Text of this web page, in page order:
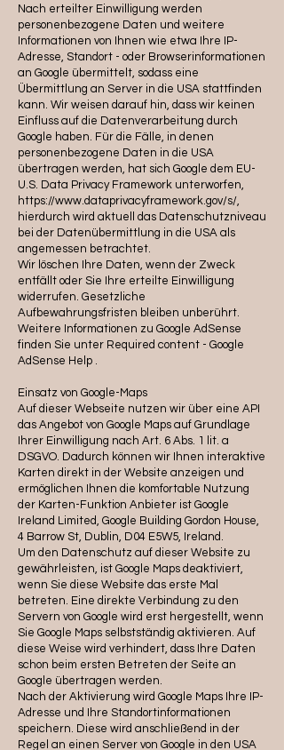
Nach erteilter Einwilligung werden
personenbezogene Daten und weitere
Informationen von Ihnen wie etwa Ihre IP-
Adresse, Standort - oder Browserinformationen
an Google übermittelt, sodass eine
Übermittlung an Server in die USA stattfinden
kann. Wir weisen darauf hin, dass wir keinen
Einfluss auf die Datenverarbeitung durch
Google haben. Für die Fälle, in denen
personenbezogene Daten in die USA
übertragen werden, hat sich Google dem EU-
U.S. Data Privacy Framework unterworfen,
https://www.dataprivacyframework.gov/s/,
hierdurch wird aktuell das Datenschutzniveau
bei der Datenübermittlung in die USA als
angemessen betrachtet.
Wir löschen Ihre Daten, wenn der Zweck
entfällt oder Sie Ihre erteilte Einwilligung
widerrufen. Gesetzliche
Aufbewahrungsfristen bleiben unberührt.
Weitere Informationen zu Google AdSense
finden Sie unter Required content - Google
AdSense Help .
Einsatz von Google-Maps
Auf dieser Webseite nutzen wir über eine API
das Angebot von Google Maps auf Grundlage
Ihrer Einwilligung nach Art. 6 Abs. 1 lit. a
DSGVO. Dadurch können wir Ihnen interaktive
Karten direkt in der Website anzeigen und
ermöglichen Ihnen die komfortable Nutzung
der Karten-Funktion Anbieter ist Google
Ireland Limited, Google Building Gordon House,
4 Barrow St, Dublin, D04 E5W5, Ireland.
Um den Datenschutz auf dieser Website zu
gewährleisten, ist Google Maps deaktiviert,
wenn Sie diese Website das erste Mal
betreten. Eine direkte Verbindung zu den
Servern von Google wird erst hergestellt, wenn
Sie Google Maps selbstständig aktivieren. Auf
diese Weise wird verhindert, dass Ihre Daten
schon beim ersten Betreten der Seite an
Google übertragen werden.
Nach der Aktivierung wird Google Maps Ihre IP-
Adresse und Ihre Standortinformationen
speichern. Diese wird anschließend in der
Regel an einen Server von Google in den USA